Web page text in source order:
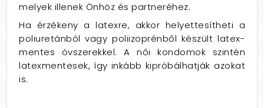
melyek illenek Önhöz és partneréhez.
Ha érzékeny a latexre, akkor helyettesítheti a
poliuretánból vagy poliizoprénből készült latex-
mentes óvszerekkel. A női kondomok szintén
latexmentesek, így inkább kipróbálhatják azokat
is.